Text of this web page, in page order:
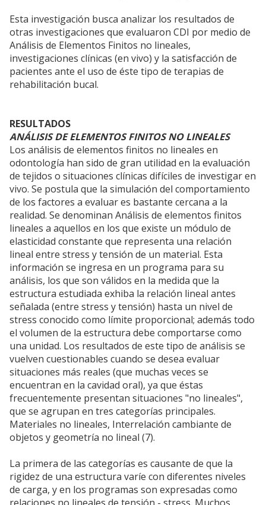
Esta investigación busca analizar los resultados de
otras investigaciones que evaluaron CDI por medio de
Análisis de Elementos Finitos no lineales,
investigaciones clínicas (en vivo) y la satisfacción de
pacientes ante el uso de éste tipo de terapias de
rehabilitación bucal.
RESULTADOS
ANÁLISIS DE ELEMENTOS FINITOS NO LINEALES
Los análisis de elementos finitos no lineales en
odontología han sido de gran utilidad en la evaluación
de tejidos o situaciones clínicas difíciles de investigar en
vivo. Se postula que la simulación del comportamiento
de los factores a evaluar es bastante cercana a la
realidad. Se denominan Análisis de elementos finitos
lineales a aquellos en los que existe un módulo de
elasticidad constante que representa una relación
lineal entre stress y tensión de un material. Esta
información se ingresa en un programa para su
análisis, los que son válidos en la medida que la
estructura estudiada exhiba la relación lineal antes
señalada (entre stress y tensión) hasta un nivel de
stress conocido como límite proporcional; además todo
el volumen de la estructura debe comportarse como
una unidad. Los resultados de este tipo de análisis se
vuelven cuestionables cuando se desea evaluar
situaciones más reales (que muchas veces se
encuentran en la cavidad oral), ya que éstas
frecuentemente presentan situaciones "no lineales",
que se agrupan en tres categorías principales.
Materiales no lineales, Interrelación cambiante de
objetos y geometría no lineal (7).
La primera de las categorías es causante de que la
rigidez de una estructura varíe con diferentes niveles
de carga, y en los programas son expresadas como